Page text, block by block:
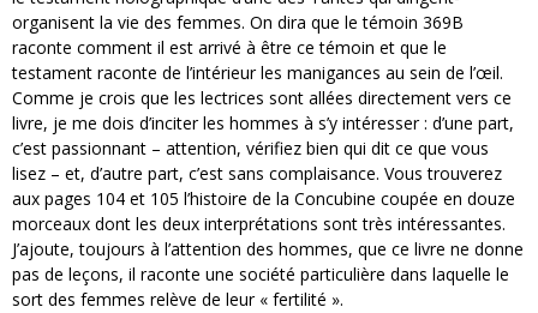
organisent la vie des femmes. On dira que le témoin 369B
raconte comment il est arrivé à être ce témoin et que le
testament raconte de l’intérieur les manigances au sein de l’œil.
Comme je crois que les lectrices sont allées directement vers ce
livre, je me dois d’inciter les hommes à s’y intéresser : d’une part,
c’est passionnant – attention, vérifiez bien qui dit ce que vous
lisez – et, d’autre part, c’est sans complaisance. Vous trouverez
aux pages 104 et 105 l’histoire de la Concubine coupée en douze
morceaux dont les deux interprétations sont très intéressantes.
J’ajoute, toujours à l’attention des hommes, que ce livre ne donne
pas de leçons, il raconte une société particulière dans laquelle le
sort des femmes relève de leur « fertilité ».